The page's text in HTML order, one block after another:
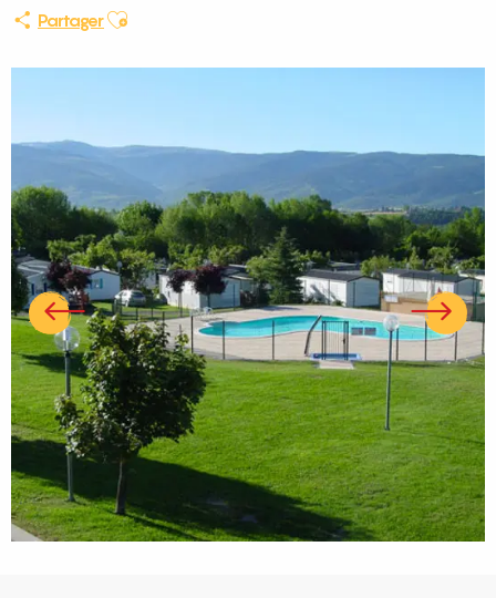
PartagerAjouter aux favoris